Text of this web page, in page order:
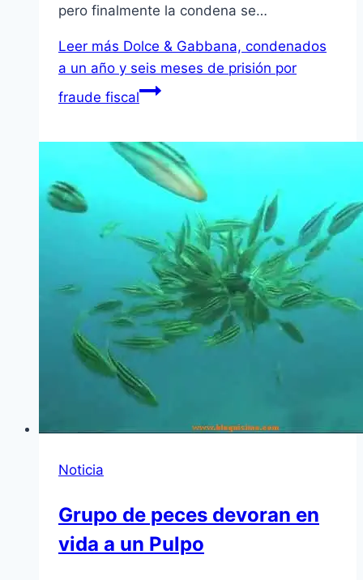
pero finalmente la condena se…
Leer más Dolce & Gabbana, condenados
a un año y seis meses de prisión por
fraude fiscal
Noticia
Grupo de peces devoran en
vida a un Pulpo